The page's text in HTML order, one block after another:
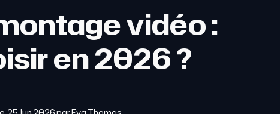
vidéo :
en 2026 ?